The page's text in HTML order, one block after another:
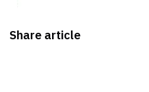
Share article